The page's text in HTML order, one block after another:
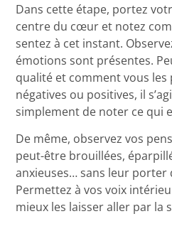
Dans cette étape, portez
centre du cœur et notez
sentez à cet instant.
émotions sont présentes.
qualité et comment vous les
négatives ou positives, il
simplement de noter ce qui
De même, observez vos
peut-être brouillées,
anxieuses… sans leur porter
Permettez à vos voix
mieux les laisser aller par la